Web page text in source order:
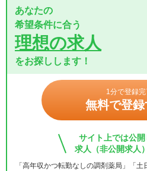
あなたの
希望条件に合う
理想の求人
をお探しします！
1分で登録完
無料で登録
サイト上では公
求人（非公開求人
「高年収かつ転勤なしの調剤薬局」「